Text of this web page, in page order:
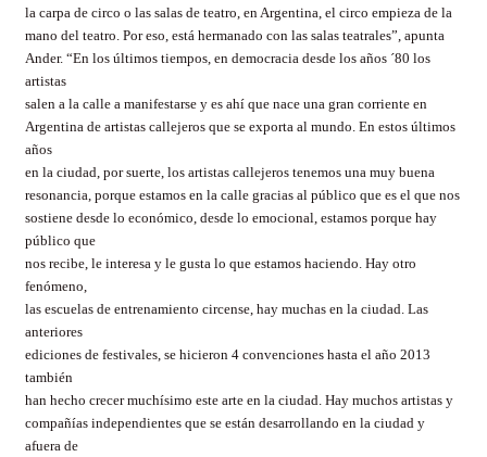
la carpa de circo o las salas de teatro, en Argentina, el circo empieza de la
mano del teatro. Por eso, está hermanado con las salas teatrales”, apunta
Ander. “En los últimos tiempos, en democracia desde los años ´80 los
artistas
salen a la calle a manifestarse y es ahí que nace una gran corriente en
Argentina de artistas callejeros que se exporta al mundo. En estos últimos
años
en la ciudad, por suerte, los artistas callejeros tenemos una muy buena
resonancia, porque estamos en la calle gracias al público que es el que nos
sostiene desde lo económico, desde lo emocional, estamos porque hay
público que
nos recibe, le interesa y le gusta lo que estamos haciendo. Hay otro
fenómeno,
las escuelas de entrenamiento circense, hay muchas en la ciudad. Las
anteriores
ediciones de festivales, se hicieron 4 convenciones hasta el año 2013
también
han hecho crecer muchísimo este arte en la ciudad. Hay muchos artistas y
compañías independientes que se están desarrollando en la ciudad y
afuera de